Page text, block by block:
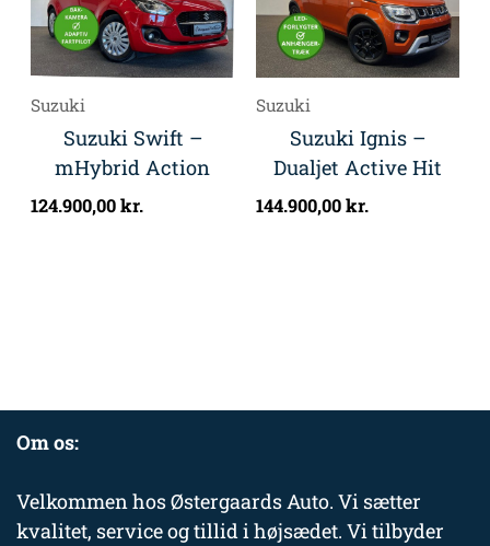
Suzuki
Suzuki Swift –
mHybrid Action
124.900,00kr.
Suzuki
Suzuki Ignis –
Dualjet Active Hit
144.900,00kr.
Om os:
Velkommen hos Østergaards Auto. Vi sætter
kvalitet, service og tillid i højsædet. Vi tilbyder